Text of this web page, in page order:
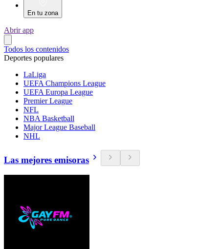
En tu zona
Abrir app
Todos los contenidos
Deportes populares
LaLiga
UEFA Champions League
UEFA Europa League
Premier League
NFL
NBA Basketball
Major League Baseball
NHL
Las mejores emisoras